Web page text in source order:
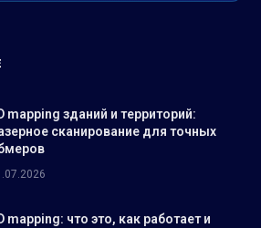
mapping зданий и территорий:
сканирование для точных
mapping: что это, как работает и